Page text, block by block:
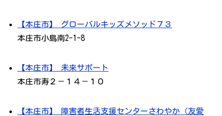
【本庄市】 グローバルキッズメソッド７３
本庄市小島南2-1-8
【本庄市】 未来サポート
本庄市寿２－１４－１０
【本庄市】 障害者生活支援センターさわやか（友愛